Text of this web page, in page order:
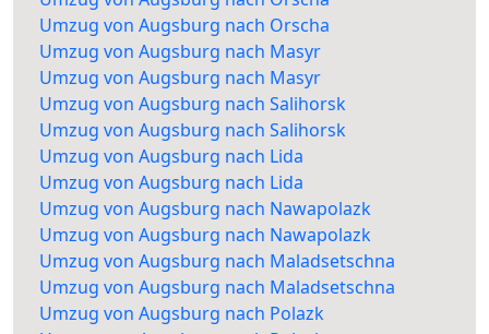
Umzug von Augsburg nach Orscha
Umzug von Augsburg nach Masyr
Umzug von Augsburg nach Masyr
Umzug von Augsburg nach Salihorsk
Umzug von Augsburg nach Salihorsk
Umzug von Augsburg nach Lida
Umzug von Augsburg nach Lida
Umzug von Augsburg nach Nawapolazk
Umzug von Augsburg nach Nawapolazk
Umzug von Augsburg nach Maladsetschna
Umzug von Augsburg nach Maladsetschna
Umzug von Augsburg nach Polazk